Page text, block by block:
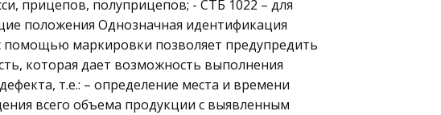
прицепов, полуприцепов; - СТБ 1022 – для
положения Однозначная идентификация
помощью маркировки позволяет предупредить
которая дает возможность выполнения
т.е.: – определение места и времени
всего объема продукции с выявленным